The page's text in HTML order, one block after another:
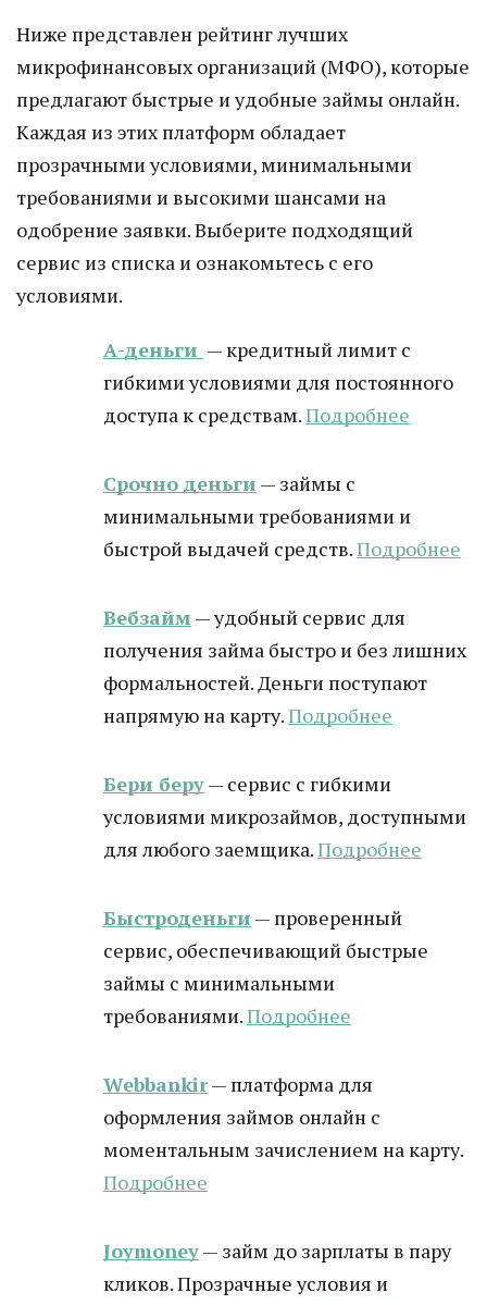
Ниже представлен рейтинг лучших
микрофинансовых организаций (МФО), которые
предлагают быстрые и удобные займы онлайн.
Каждая из этих платформ обладает
прозрачными условиями, минимальными
требованиями и высокими шансами на
одобрение заявки. Выберите подходящий
сервис из списка и ознакомьтесь с его
условиями.
А-деньги — кредитный лимит с
гибкими условиями для постоянного
доступа к средствам.Подробнее
Срочно деньги — займы с
минимальными требованиями и
быстрой выдачей средств.Подробнее
Вебзайм — удобный сервис для
получения займа быстро и без лишних
формальностей. Деньги поступают
напрямую на карту.Подробнее
Бери беру— сервис с гибкими
условиями микрозаймов, доступными
для любого заемщика.Подробнее
Быстроденьги — проверенный
сервис, обеспечивающий быстрые
займы с минимальными
требованиями.Подробнее
Webbankir— платформа для
оформления займов онлайн с
моментальным зачислением на карту.
Подробнее
Joymoney— займ до зарплаты в пару
кликов. Прозрачные условия и